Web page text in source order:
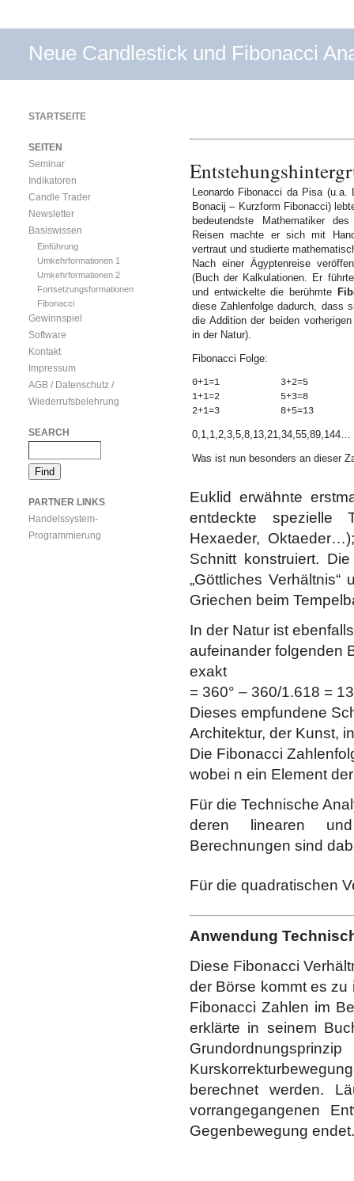
Neue Candlestick und Fibonacci
Leonardo Fibonacci da Pisa
Bonacij – Kurzform Fibonacci)
bedeutendste Mathematiker
Reisen machte er sich mit
vertraut und studierte
Nach einer Ägyptenreise
(Buch der Kalkulationen. Er
und entwickelte die berühmte
diese Zahlenfolge dadurch, dass
die Addition der beiden
in der Natur).
Fibonacci Folge:
0+1=1 		3+2=5	 	13+8=21
1+1=2 		5+3=8		21+13=34
0,1,1,2,3,5,8,13,21,34,55,89,144…
Was ist nun besonders an dieser
Euklid erwähnte
entdeckte spezielle
Hexaeder,
Schnitt konstruiert.
„Göttliches
Griechen beim
In der Natur ist
aufeinander folgenden
exakt
= 360° – 360/1.618 =
Dieses empfundene
Architektur, der Kunst,
Die Fibonacci
wobei n ein Element
Für die Technische
deren linearen
Berechnungen sind
Für die quadratischen
Anwendung
Diese Fibonacci
der Börse kommt es
Fibonacci Zahlen im
erklärte in seinem
berechnet werden.
vorrangegangenen
Gegenbewegung endet.
STARTSEITE
SEITEN
Seminar
Indikatoren
Candle Trader
Newsletter
Basiswissen
Einführung
Umkehrformationen 1
Umkehrformationen 2
Fortsetzungsformationen
Fibonacci
Gewinnspiel
Software
Kontakt
Impressum
AGB / Datenschutz /
Wiederrufsbelehrung
SEARCH
PARTNER LINKS
Handelssystem-
Programmierung